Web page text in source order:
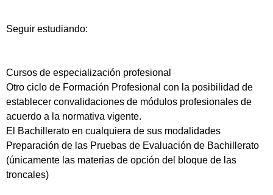
Seguir estudiando:
Cursos de especialización profesional
Otro ciclo de Formación Profesional con la posibilidad de
establecer convalidaciones de módulos profesionales de
acuerdo a la normativa vigente.
El Bachillerato en cualquiera de sus modalidades
Preparación de las Pruebas de Evaluación de Bachillerato
(únicamente las materias de opción del bloque de las
troncales)